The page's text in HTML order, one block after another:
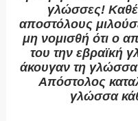
γλώσσες!
αποστόλους
μη νομισθή ότι ο
του την εβραϊκή
άκουγαν τη γλώσσα
Απόστολος
γλώσσα